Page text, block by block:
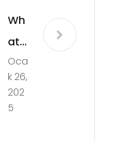
Wh
ats
Ap
p
veri
Oca
k 26,
202
5